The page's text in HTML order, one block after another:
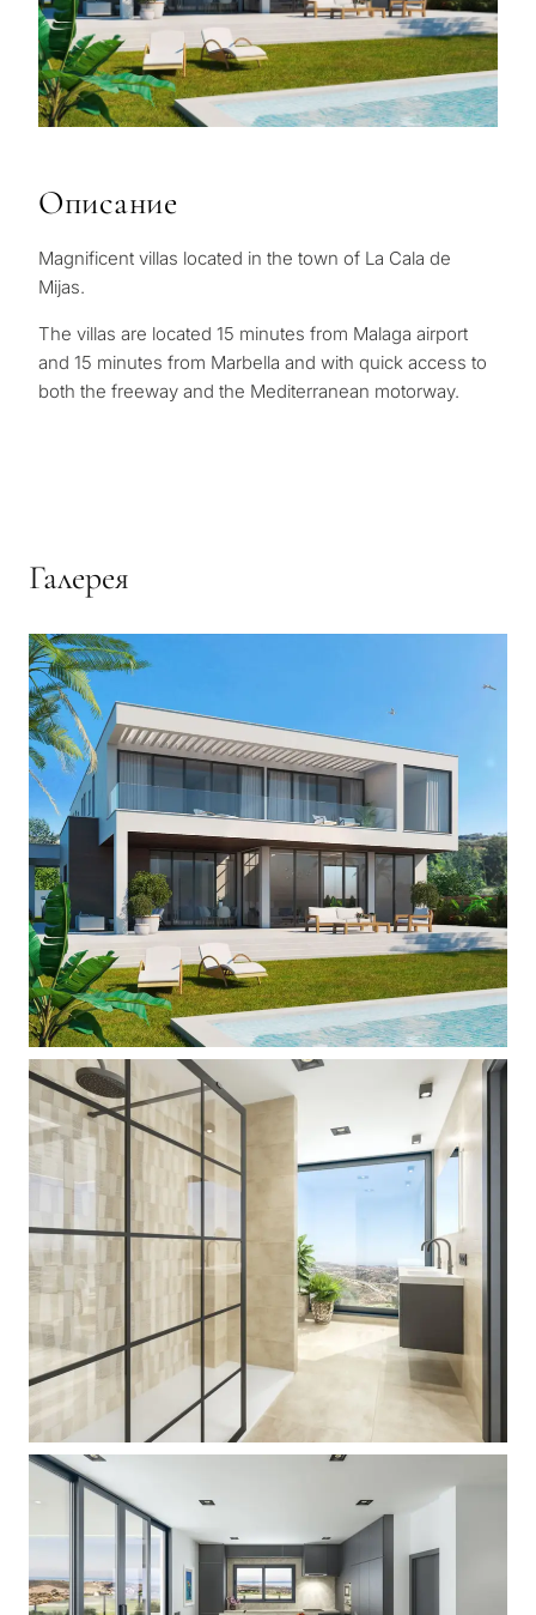
Описание
Magnificent villas located in the town of La Cala de
Mijas.
The villas are located 15 minutes from Malaga airport
and 15 minutes from Marbella and with quick access to
both the freeway and the Mediterranean motorway.
Галерея